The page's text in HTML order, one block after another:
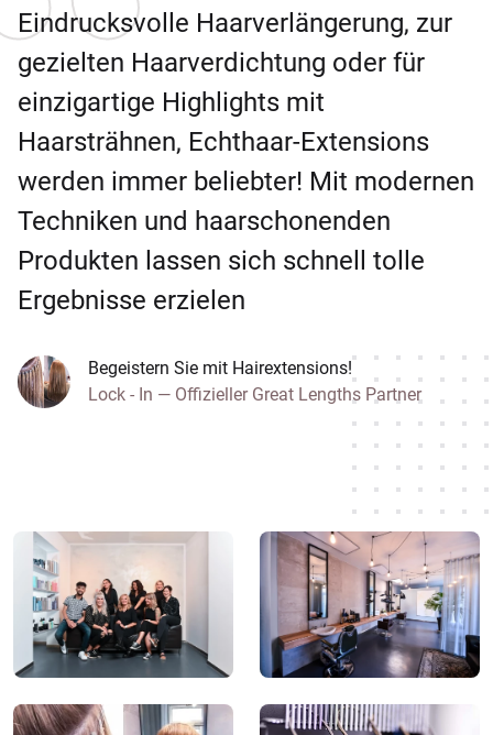
Eindrucksvolle Haarverlängerung, zur
gezielten Haarverdichtung oder für
einzigartige Highlights mit
Haarsträhnen, Echthaar-Extensions
werden immer beliebter! Mit modernen
Techniken und haarschonenden
Produkten lassen sich schnell tolle
Ergebnisse erzielen
Begeistern Sie mit Hairextensions!
Lock - In — Offizieller Great Lengths Partner